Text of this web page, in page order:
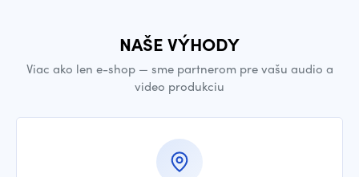
NAŠE VÝHODY
Viac ako len e-shop — sme partnerom pre vašu audio a
video produkciu